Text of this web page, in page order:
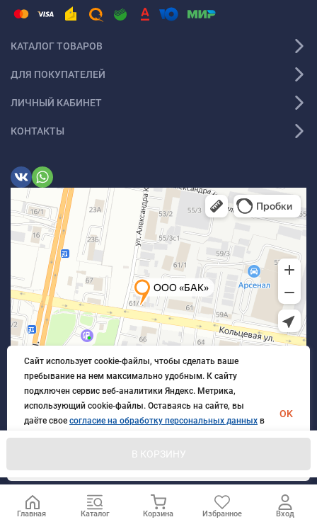
В КОРЗИНУ
КАТАЛОГ ТОВАРОВ
ДЛЯ ПОКУПАТЕЛЕЙ
ЛИЧНЫЙ КАБИНЕТ
КОНТАКТЫ
© 2026 БлагАвтоКомплект. Все права защищены
Главная Каталог Корзина Избранное Вход
Сайт использует cookie-файлы, чтобы сделать ваше
пребывание на нем максимально удобным. К cайту
подключен сервис веб-аналитики Яндекс. Метрика,
использующий cookie-файлы. Оставаясь на сайте, вы
даёте свое согласие на обработку персональных данных в
порядке, указанном вПолитике обработки персональных
OK